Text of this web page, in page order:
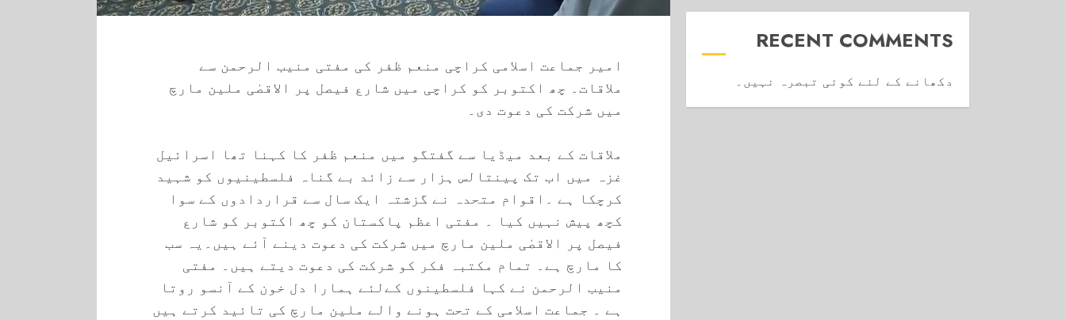
امیر جماعت اسلامی کراچی منعم ظفر کی مفتی منیب الرحمن سے
ملاقات۔ چھ اکتوبر کو کراچی میں شارع فیصل پر الاقصٰی ملین مارچ
میں شرکت کی دعوت دی۔
ملاقات کے بعد میڈیا سے گفتگو میں منعم ظفر کا کہنا تھا اسرائیل
غزہ میں اب تک پینتالس ہزار سے زائد بے گناہ فلسطینیوں کو شہید
کرچکا ہے ۔اقوام متحدہ نے گزشتہ ایک سال سے قراردادوں کے سوا
کچھ پیش نہیں کیا ۔ مفتی اعظم پاکستان کو چھ اکتوبر کو شارع
فیصل پر الاقصٰی ملین مارچ میں شرکت کی دعوت دینے آئے ہیں۔یہ سب
کا مارچ ہے۔ تمام مکتبہ فکر کو شرکت کی دعوت دیتے ہیں۔ مفتی
منیب الرحمن نے کہا فلسطینوں کےلئے ہمارا دل خون کے آنسو روتا
ہے ۔ جماعت اسلامی کے تحت ہونے والے ملین مارچ کی تائید کرتے ہیں
RECENT COMMENTS
دکھانے کے لئے کوئی تبصرہ نہیں۔